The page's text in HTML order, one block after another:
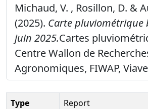
Michaud, V. , Rosillon, D. &
(2025). Carte pluviométrique
juin 2025.Cartes
Centre Wallon de
Agronomiques, FIWAP,
Type
Report